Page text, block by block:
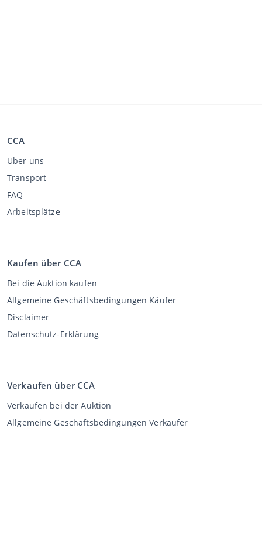
CCA
Über uns
Transport
FAQ
Arbeitsplätze
Kaufen über CCA
Bei die Auktion kaufen
Allgemeine Geschäftsbedingungen Käufer
Disclaimer
Datenschutz-Erklärung
Verkaufen über CCA
Verkaufen bei der Auktion
Allgemeine Geschäftsbedingungen Verkäufer